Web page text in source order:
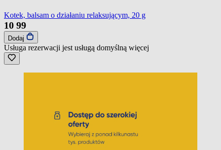
Kotek, balsam o działaniu relaksującym, 20 g
10 99
Dodaj
Usługa rezerwacji jest usługą domyślną więcej